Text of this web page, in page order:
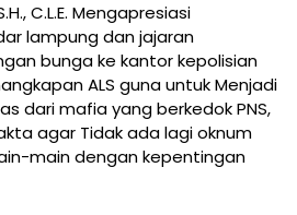
C.L.E. Mengapresiasi
lampung dan jajaran
bunga ke kantor kepolisian
ALS guna untuk Menjadi
dari mafia yang berkedok PNS,
agar Tidak ada lagi oknum
main dengan kepentingan